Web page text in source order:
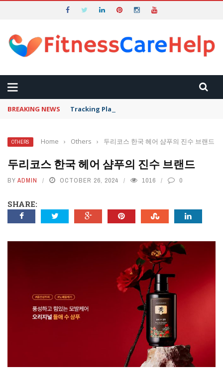
BREAKING NEWS Tracking Plant and Equipment Utilization
OTHERS Home › Others › 두리코스 한국 헤어 샴푸의 진수 브랜드
두리코스 한국 헤어 샴푸의 진수 브랜드
BY ADMIN OCTOBER 26, 2024 1016 0
SHARE: